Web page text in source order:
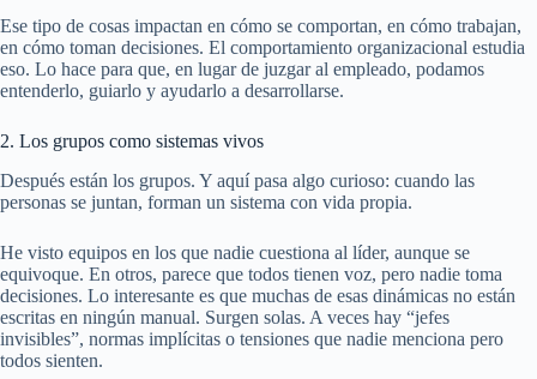
Ese tipo de cosas impactan en cómo se comportan, en cómo trabajan,
en cómo toman decisiones. El comportamiento organizacional estudia
eso. Lo hace para que, en lugar de juzgar al empleado, podamos
entenderlo, guiarlo y ayudarlo a desarrollarse.
2. Los grupos como sistemas vivos
Después están los grupos. Y aquí pasa algo curioso: cuando las
personas se juntan, forman un sistema con vida propia.
He visto equipos en los que nadie cuestiona al líder, aunque se
equivoque. En otros, parece que todos tienen voz, pero nadie toma
decisiones. Lo interesante es que muchas de esas dinámicas no están
escritas en ningún manual. Surgen solas. A veces hay “jefes
invisibles”, normas implícitas o tensiones que nadie menciona pero
todos sienten.